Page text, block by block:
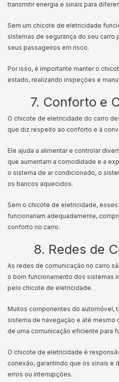
transmitir energia e sinais para
Sem um chicote de eletricidade
sistemas de segurança do seu carro
seus passageiros em risco.
Por isso, é importante manter o
estado, realizando inspeções e
7. Conforto e
O chicote de eletricidade do carro
que diz respeito ao conforto e à
Ele ajuda a alimentar e controlar
que aumentam a comodidade e a
o sistema de ar condicionado, o
os bancos aquecidos.
Sem o chicote de eletricidade,
funcionariam adequadamente,
conforto no carro.
8. Redes de
As redes de comunicação no carro
o bom funcionamento dos sistemas
pelo chicote de eletricidade.
Muitos componentes do automóvel,
sistema de navegação e até mesmo
de uma comunicação eficiente para
O chicote de eletricidade é
conexão, garantindo que os sinais e
erros ou interrupções.